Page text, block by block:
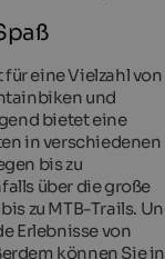
für eine Vielzahl von
und
bietet eine
in verschiedenen
bis zu
über die große
zu MTB-Trails.
Erlebnisse von
können Sie in